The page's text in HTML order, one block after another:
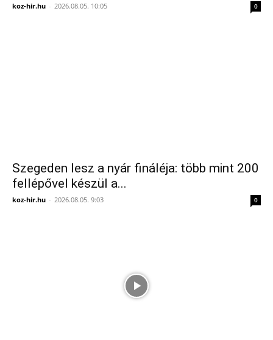
koz-hir.hu - 2026.08.05. 10:05 0
Szegeden lesz a nyár fináléja: több mint 200
fellépővel készül a...
koz-hir.hu - 2026.08.05. 9:03 0